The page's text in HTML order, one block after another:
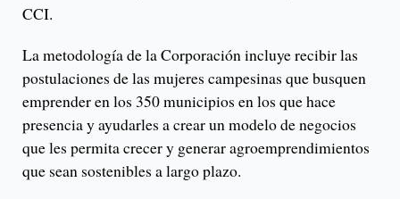
CCI.
La metodología de la Corporación incluye recibir las
postulaciones de las mujeres campesinas que busquen
emprender en los 350 municipios en los que hace
presencia y ayudarles a crear un modelo de negocios
que les permita crecer y generar agroemprendimientos
que sean sostenibles a largo plazo.